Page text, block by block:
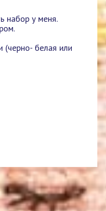
набор у меня.
(черно- белая или